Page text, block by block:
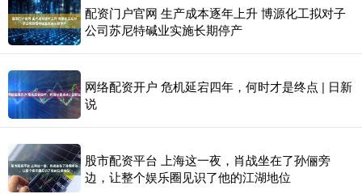
配资门户官网 生产成本逐年上升 博源化工拟对子
公司苏尼特碱业实施长期停产
网络配资开户 危机延宕四年，何时才是终点 | 日新
说
股市配资平台 上海这一夜，肖战坐在了孙俪旁
边，让整个娱乐圈见识了他的江湖地位